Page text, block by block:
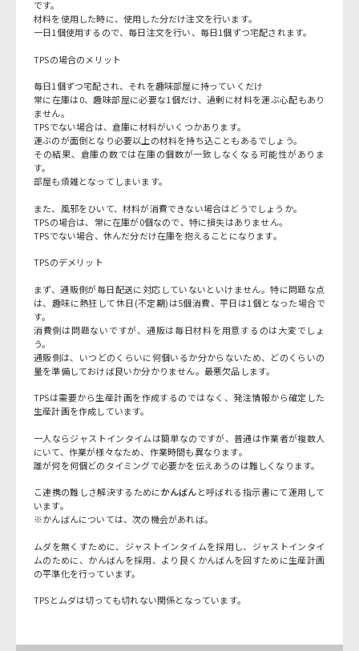
です。
材料を使用した時に、使用した分だけ注文を行います。
一日1個使用するので、毎日注文を行い、毎日1個ずつ宅配されます。
TPSの場合のメリット
毎日1個ずつ宅配され、それを趣味部屋に持っていくだけ
常に在庫は0、趣味部屋に必要な1個だけ、過剰に材料を運ぶ心配もあり
ません。
TPSでない場合は、倉庫に材料がいくつかあります。
運ぶのが面倒となり必要以上の材料を持ち込こともあるでしょう。
その結果、倉庫の数では在庫の個数が一致しなくなる可能性がありま
す。
部屋も煩雑となってしまいます。
また、風邪をひいて、材料が消費できない場合はどうでしょうか。
TPSの場合は、常に在庫が0個なので、特に損失はありません。
TPSでない場合、休んだ分だけ在庫を抱えることになります。
TPSのデメリット
まず、通販側が毎日配送に対応していないといけません。特に問題な点
は、趣味に熱狂して休日(不定期)は5個消費、平日は1個となった場合で
す。
消費側は問題ないですが、通販は毎日材料を用意するのは大変でしょ
う。
通販側は、いつどのくらいに何個いるか分からないため、どのくらいの
量を準備しておけば良いか分かりません。最悪欠品します。
TPSは需要から生産計画を作成するのではなく、発注情報から確定した
生産計画を作成しています。
一人ならジャストインタイムは簡単なのですが、普通は作業者が複数人
にいて、作業が様々なため、作業時間も異なります。
誰が何を何個どのタイミングで必要かを伝えあうのは難しくなります。
こ連携の難しさ解決するためにかんばんと呼ばれる指示書にて運用して
います。
※かんばんについては、次の機会があれば。
ムダを無くすために、ジャストインタイムを採用し、ジャストインタイ
ムのために、かんばんを採用、より良くかんばんを回すために生産計画
の平準化を行っています。
TPSとムダは切っても切れない関係となっています。